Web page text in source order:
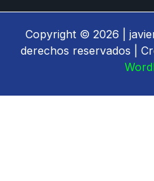
Copyright © 2026 |
derechos reservados |